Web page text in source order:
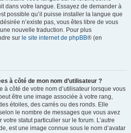
dans votre langue. Essayez de demander à
possible qu’il puisse installer la langue que
n’existe pas, vous êtes libre de vous
nouvelle traduction. Pour plus
sur le site internet de phpBB® (en
à côté de mon nom d’utilisateur ?
à côté de votre nom d’utilisateur lorsque vous
être une image associée à votre rang,
étoiles, des carrés ou des ronds. Elle
le nombre de messages que vous avez
statut particulier sur le forum. L’autre
est une image connue sous le nom d’avatar